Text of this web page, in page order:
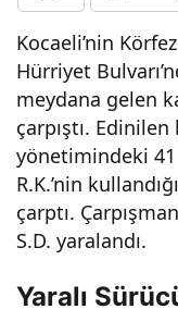
Kocaeli’nin
Hürriyet
meydana gelen
çarpıştı.
yönetimindeki
R.K.’nin
çarptı.
S.D. yaralandı.
Yaralı
mob
il
Sür